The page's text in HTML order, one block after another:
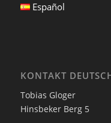
Español
KONTAKT
Tobias Gloger
Hinsbeker Berg 5